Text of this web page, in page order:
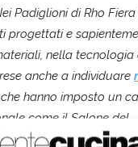
Padiglioni di Rho
progettati e
nella tecnologia
anche a individuare
hanno imposto un
come il Salone del
l’intera filierae le va